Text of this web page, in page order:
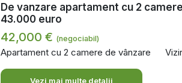
De vanzare apartament cu 2
43.000 euro
42,000 € (negociabil)
Apartament cu 2 camere de vânzare
Vezi mai multe detalii